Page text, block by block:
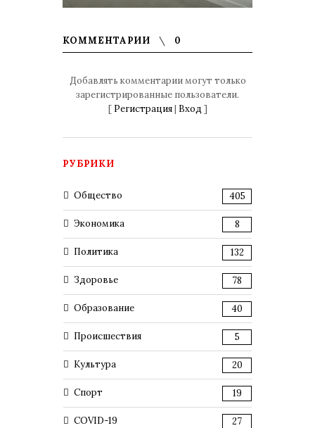
КОММЕНТАРИИ 0
Добавлять комментарии могут только
зарегистрированные пользователи.
[ Регистрация| Вход ]
РУБРИКИ
Общество 405
Экономика 8
Политика 132
Здоровье 78
Образование 40
Происшествия 5
Культура 20
Спорт 19
COVID-19 27